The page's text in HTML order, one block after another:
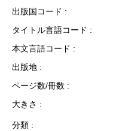
出版国コード
タイトル言語コード
本文言語コード
出版地
ページ数/冊数
大きさ
分類